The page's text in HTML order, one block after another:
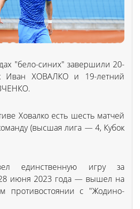
"бело-синих" завершили 20-
Иван ХОВАЛКО и 19-летний
Ховалко есть шесть матчей
(высшая лига — 4, Кубок
единственную игру за
июня 2023 года — вышел на
противостоянии с "Жодино-